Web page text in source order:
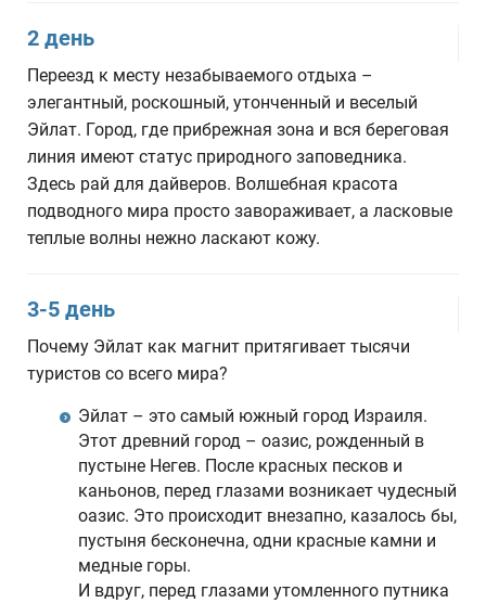
2 день
Переезд к месту незабываемого отдыха –
элегантный, роскошный, утонченный и веселый
Эйлат. Город, где прибрежная зона и вся береговая
линия имеют статус природного заповедника.
Здесь рай для дайверов. Волшебная красота
подводного мира просто завораживает, а ласковые
теплые волны нежно ласкают кожу.
3-5 день
Почему Эйлат как магнит притягивает тысячи
туристов со всего мира?
Эйлат – это самый южный город Израиля.
Этот древний город – оазис, рожденный в
пустыне Негев. После красных песков и
каньонов, перед глазами возникает чудесный
оазис. Это происходит внезапно, казалось бы,
пустыня бесконечна, одни красные камни и
медные горы.
И вдруг, перед глазами утомленного путника